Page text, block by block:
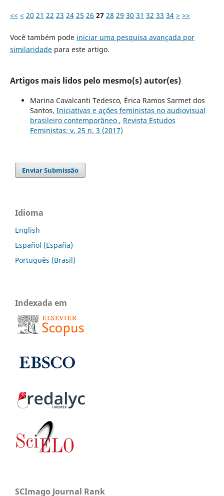
<< < 20 21 22 23 24 25 26 27 28 29 30 31 32 33 34 > >>
Você também pode iniciar uma pesquisa avançada por
similaridadepara este artigo.
Artigos mais lidos pelo mesmo(s) autor(es)
Marina Cavalcanti Tedesco, Érica Ramos Sarmet dos
Santos, Iniciativas e ações feministas no audiovisual
brasileiro contemporâneo , Revista Estudos
Feministas: v. 25 n. 3 (2017)
Enviar Submissão
Idioma
English
Español (España)
Português (Brasil)
Indexada em
SCImago Journal Rank